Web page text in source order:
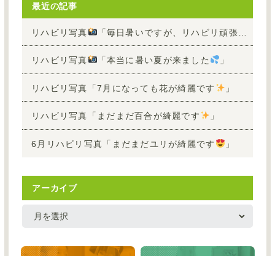
最近の記事
リハビリ写真 「毎日暑いですが、リハビリ頑張って頂けています
リハビリ写真 「本当に暑い夏が来ました 」
リハビリ写真「7月になっても花が綺麗です 」
リハビリ写真「まだまだ百合が綺麗です 」
6月リハビリ写真「まだまだユリが綺麗です 」
アーカイブ